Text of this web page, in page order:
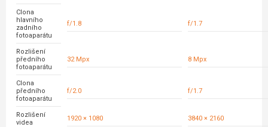
Clona
hlavního
zadního
fotoaparátu
f/1.8 f/1.7
Rozlišení
předního
fotoaparátu
32 Mpx 8 Mpx
Clona
předního
fotoaparátu
f/2.0 f/1.7
Rozlišení
videa
1920 × 1080 3840 × 2160